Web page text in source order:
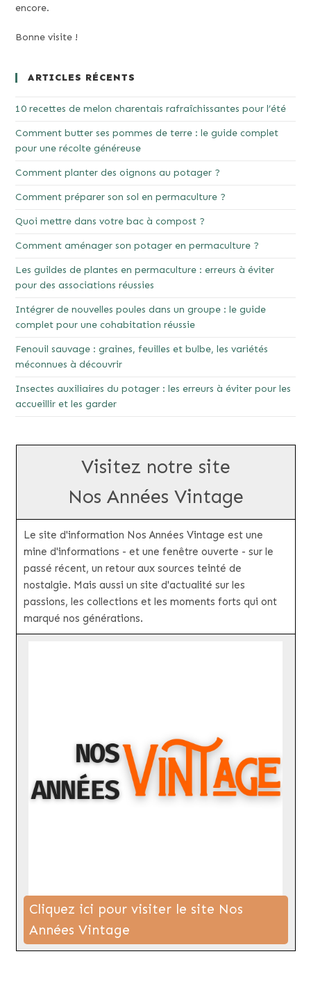
encore.
Bonne visite !
ARTICLES RÉCENTS
10 recettes de melon charentais rafraîchissantes pour l’été
Comment butter ses pommes de terre : le guide complet
pour une récolte généreuse
Comment planter des oignons au potager ?
Comment préparer son sol en permaculture ?
Quoi mettre dans votre bac à compost ?
Comment aménager son potager en permaculture ?
Les guildes de plantes en permaculture : erreurs à éviter
pour des associations réussies
Intégrer de nouvelles poules dans un groupe : le guide
complet pour une cohabitation réussie
Fenouil sauvage : graines, feuilles et bulbe, les variétés
méconnues à découvrir
Insectes auxiliaires du potager : les erreurs à éviter pour les
accueillir et les garder
Visitez notre site
Nos Années Vintage
Le site d'information Nos Années Vintage est une
mine d'informations - et une fenêtre ouverte - sur le
passé récent, un retour aux sources teinté de
nostalgie. Mais aussi un site d'actualité sur les
passions, les collections et les moments forts qui ont
marqué nos générations.
Cliquez ici pour visiter le site Nos
Années Vintage